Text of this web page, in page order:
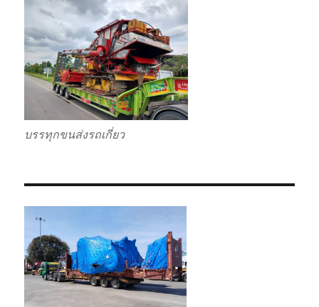
บรรทุกขนส่งรถเกี่ยว